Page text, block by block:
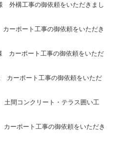
外構工事の御依頼をいただきまし
ーポート工事の御依頼をいただき
カーポート工事の御依頼をいただ
カーポート工事の御依頼をいただ
間コンクリート・テラス囲い工
ーポート工事の御依頼をいただき